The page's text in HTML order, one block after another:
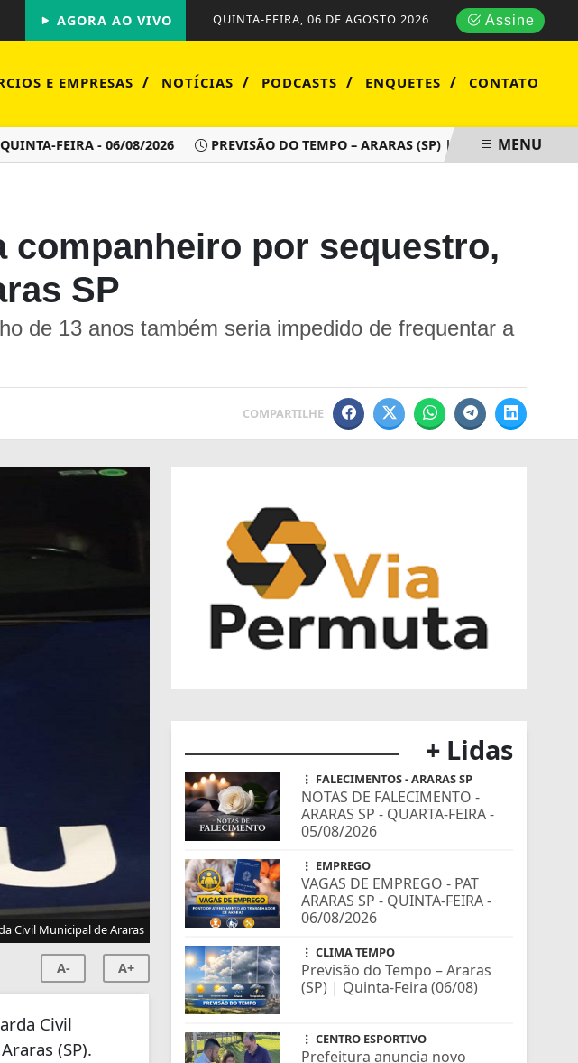
Assine
QUINTA-FEIRA, 06 DE AGOSTO 2026
AGORA AO VIVO
E EMPRESAS / NOTÍCIAS / PODCASTS / ENQUETES / CONTATO
FEIRA - 06/08/2026 PREVISÃO DO TEMPO – ARARAS (SP) | QUINTA-FEIRA (06/08)
MENU
companheiro por sequestro,
SP
de 13 anos também seria impedido de frequentar a
COMPARTILHE
Civil Municipal de Araras
A- A+
Civil
(SP).
+ Lidas
FALECIMENTOS - ARARAS SP
NOTAS DE FALECIMENTO -
ARARAS SP - QUARTA-FEIRA -
05/08/2026
EMPREGO
VAGAS DE EMPREGO - PAT
ARARAS SP - QUINTA-FEIRA -
06/08/2026
CLIMA TEMPO
Previsão do Tempo – Araras
(SP) | Quinta-Feira (06/08)
CENTRO ESPORTIVO
Prefeitura anuncia novo